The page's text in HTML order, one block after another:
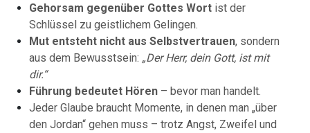
Gehorsam gegenüber Gottes Wort ist der
Schlüssel zu geistlichem Gelingen.
Mut entsteht nicht aus Selbstvertrauen, sondern
aus dem Bewusstsein: „Der Herr, dein Gott, ist mit
dir.“
Führung bedeutet Hören – bevor man handelt.
Jeder Glaube braucht Momente, in denen man „über
den Jordan“ gehen muss – trotz Angst, Zweifel und